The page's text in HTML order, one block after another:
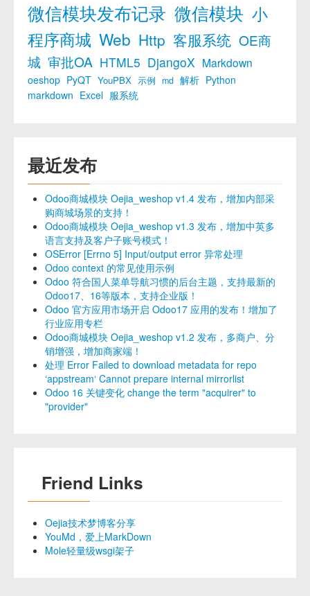
微信模块发布记录 微信模块 小
程序商城 Web Http 客服系统 OE商
城 审批OA HTML5 DjangoX Markdown
oeshop PyQT YouPBX 示例 md 解析 Python
markdown Excel 服系统
最近发布
Odoo商城模块 Oejia_weshop v1.4 发布，增加内部采
购商城场景的支持！
Odoo商城模块 Oejia_weshop v1.3 发布，增加中英多
语言支持及客户子账号模式！
OSError [Errno 5] Input/output error 异常处理
Odoo context 的常见使用示例
Odoo 符合国人菜单导航习惯的后台主题，支持最新的
Odoo17、16等版本，支持企业版！
Odoo 官方应用市场开启 Odoo17 应用的发布！增加了
行业应用专栏
Odoo商城模块 Oejia_weshop v1.2 发布，多商户、分
销增强，增加商家端！
处理 Error Failed to download metadata for repo
‘appstream‘ Cannot prepare internal mirrorlist
Odoo 16 关键变化 change the term "acquirer" to
"provider"
Friend Links
Oejia技术梦博客分享
YouMd，爱上MarkDown
Mole轻量级wsgi架子